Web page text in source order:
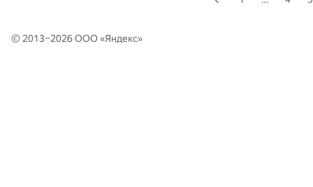
© 2013–2026 ООО «Яндекс»